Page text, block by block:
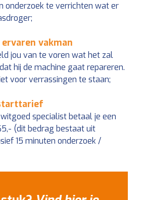
onderzoek te verrichten wat er
vakman
jou van te voren wat het zal
hij de machine gaat repareren.
voor verrassingen te staan;
specialist betaal je een
(dit bedrag bestaat uit
15 minuten onderzoek /